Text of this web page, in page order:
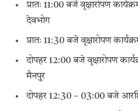
प्रातः 11:00 बजे वृक्षारोपण
देवभोग
प्रातः 11:30 बजे वृक्षारोपण
दोपहर 12:00 बजे वृक्षारोपण
मैनपुर
दोपहर 12:30 – 03:00 बजे